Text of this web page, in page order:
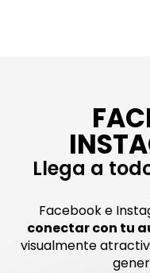
Llega a
Facebook e
conectar con tu
visualmente